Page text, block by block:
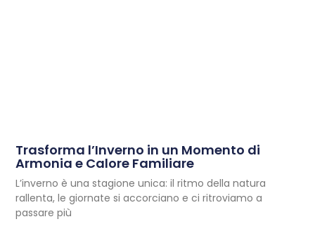
Trasforma l’Inverno in un Momento di
Armonia e Calore Familiare
L’inverno è una stagione unica: il ritmo della natura
rallenta, le giornate si accorciano e ci ritroviamo a
passare più